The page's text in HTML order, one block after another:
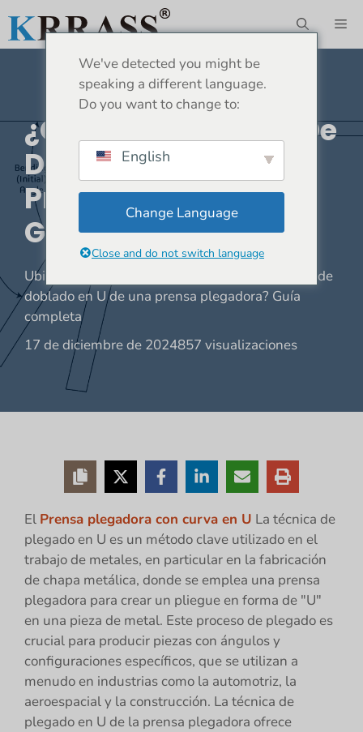
contenido
¿Qué Es La Técnica De
Doblado En U De Una
Prensa Plegadora?
Guía Completa
Ubicación:
¿Qué es la técnica de
doblado en U de una prensa plegadora? Guía
completa
17 de diciembre de 2024857 visualizaciones
El Prensa plegadora con curva en U La técnica de
plegado en U es un método clave utilizado en el
trabajo de metales, en particular en la fabricación
de chapa metálica, donde se emplea una prensa
plegadora para crear un pliegue en forma de "U"
en una pieza de metal. Este proceso de plegado es
crucial para producir piezas con ángulos y
configuraciones específicos, que se utilizan a
menudo en industrias como la automotriz, la
aeroespacial y la construcción. La técnica de
plegado en U de la prensa plegadora ofrece
We've detected you might be
speaking a different language.
Do you want to change to:
English
Change Language
Close and do not switch language